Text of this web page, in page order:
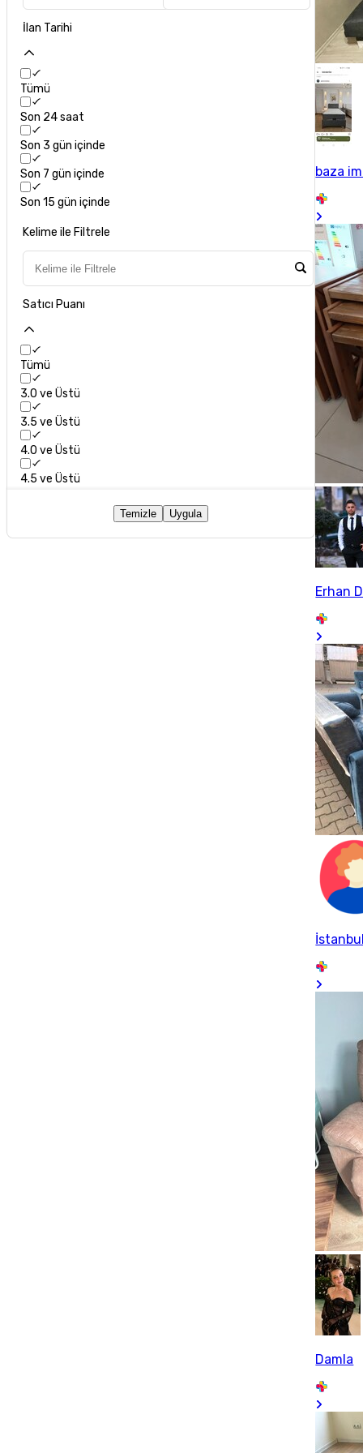
İlan Tarihi
Tümü
Son 24 saat
Son 3 gün içinde
Son 7 gün içinde
Son 15 gün içinde
Kelime ile Filtrele
Satıcı Puanı
Tümü
3.0 ve Üstü
3.5 ve Üstü
4.0 ve Üstü
4.5 ve Üstü
Temizle Uygula
baza
Erhan
Damla